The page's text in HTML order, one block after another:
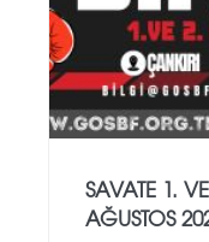
SAVATE 1.
AĞUSTOS